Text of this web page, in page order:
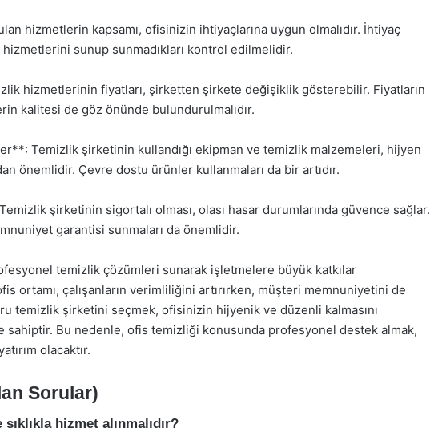
hizmetlerin kapsamı, ofisinizin ihtiyaçlarına uygun olmalıdır. İhtiyaç
sunup sunmadıkları kontrol edilmelidir.
hizmetlerinin fiyatları, şirketten şirkete değişiklik gösterebilir. Fiyatların
kalitesi de göz önünde bulundurulmalıdır.
Temizlik şirketinin kullandığı ekipman ve temizlik malzemeleri, hijyen
önemlidir. Çevre dostu ürünler kullanmaları da bir artıdır.
şirketinin sigortalı olması, olası hasar durumlarında güvence sağlar.
garantisi sunmaları da önemlidir.
temizlik çözümleri sunarak işletmelere büyük katkılar
ortamı, çalışanların verimliliğini artırırken, müşteri memnuniyetini de
temizlik şirketini seçmek, ofisinizin hijyenik ve düzenli kalmasını
sahiptir. Bu nedenle, ofis temizliği konusunda profesyonel destek almak,
olacaktır.
Sorular)
hizmet alınmalıdır?